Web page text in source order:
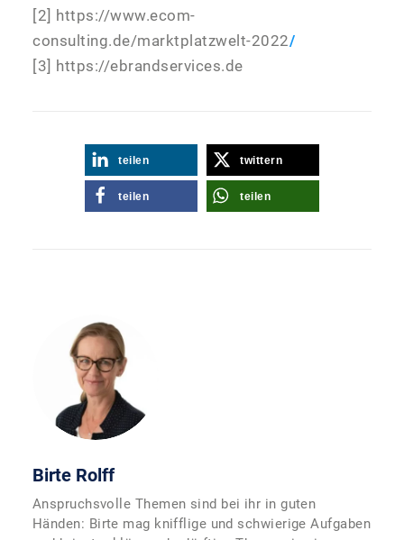
[2] https://www.ecom-
consulting.de/marktplatzwelt-2022/
[3] https://ebrandservices.de
teilen twittern
teilen teilen
Birte Rolff
Anspruchsvolle Themen sind bei ihr in guten
Händen: Birte mag knifflige und schwierige Aufgaben